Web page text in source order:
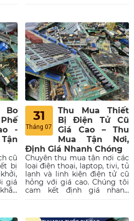
ngay.
-
cũ
bị
giá
31
Tháng 07
Thu Mua Thiết
Bị Điện Tử Cũ
Giá Cao – Thu
Mua Tận Nơi,
Định Giá Nhanh Chóng
Chuyên thu mua tận nơi các
loại điện thoại, laptop, tivi, tủ
lạnh và linh kiện điện tử cũ
hỏng với giá cao. Chúng tôi
cam kết định giá nhanh